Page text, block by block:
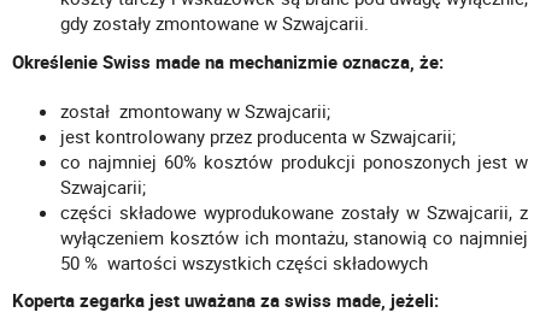
gdy zostały zmontowane w Szwajcarii.
Określenie Swiss made na mechanizmie oznacza, że:
został zmontowany w Szwajcarii;
jest kontrolowany przez producenta w Szwajcarii;
co najmniej 60% kosztów produkcji ponoszonych jest w
Szwajcarii;
części składowe wyprodukowane zostały w Szwajcarii, z
wyłączeniem kosztów ich montażu, stanowią co najmniej
50 % wartości wszystkich części składowych
Koperta zegarka jest uważana za swiss made, jeżeli: